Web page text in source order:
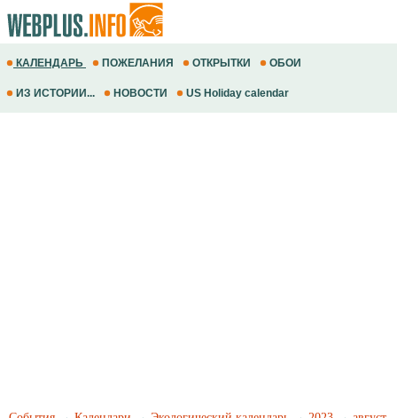
КАЛЕНДАРЬ ПОЖЕЛАНИЯ ОТКРЫТКИ ОБОИ
ИЗ ИСТОРИИ... НОВОСТИ US Holiday calendar